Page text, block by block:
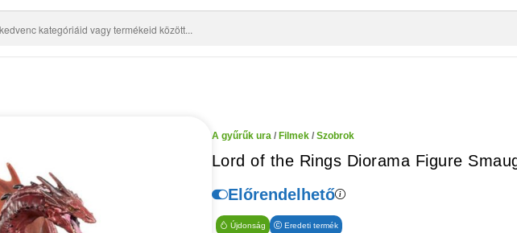
A gyűrűk ura/ Filmek/ Szobrok
Lord of the Rings Diorama Figure
Előrendelhető
Újdonság Eredeti termék